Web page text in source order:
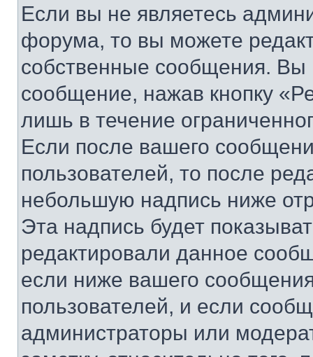
Если вы не являетесь
форума, то вы можете
собственные сообщения. Вы
сообщение, нажав кнопку
лишь в течение
Если после вашего
пользователей, то после
небольшую надпись ниже
Эта надпись будет
редактировали данное
если ниже вашего
пользователей, и если
администраторы или